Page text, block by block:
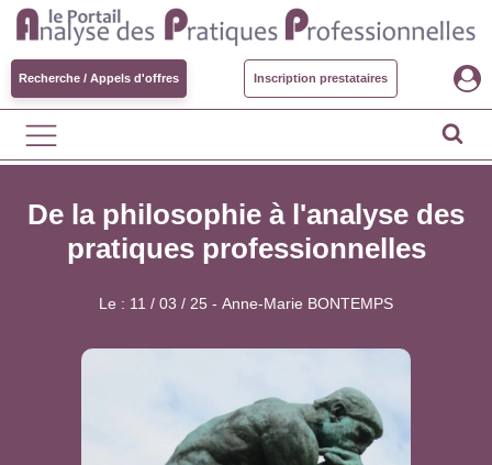
Recherche / Appels d'offres Inscription prestataires
De la philosophie à l'analyse des
pratiques professionnelles
Le : 11 / 03 / 25 - Anne-Marie BONTEMPS